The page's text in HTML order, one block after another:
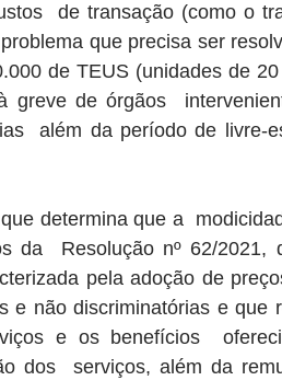
de transação (como o
que precisa ser
de TEUS (unidades de
greve de órgãos
além da período de livre-
determina que a
da  Resolução nº 62/2021,
pela adoção de
e não discriminatórias e que
e os benefícios
dos  serviços, além da